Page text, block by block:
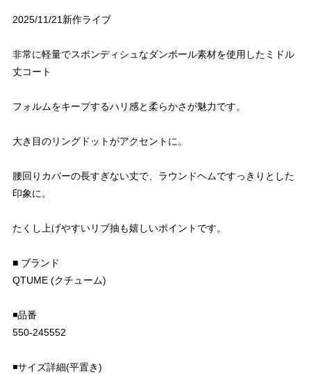
2025/11/21新作ライブ
非常に軽量でスポンディシュなダンボール素材を使用したミドル
丈コート
フォルムをキープするハリ感と柔らかさが魅力です。
大き目のリングドットがアクセントに。
腰回りカバーの長すぎない丈で、ラウンドヘムですっきりとした
印象に。
たくし上げやすいリブ抽も嬉しいポイントです。
■ ブランド
QTUME (クチューム)
◾️品番
550-245552
◾️サイズ詳細(平置き)